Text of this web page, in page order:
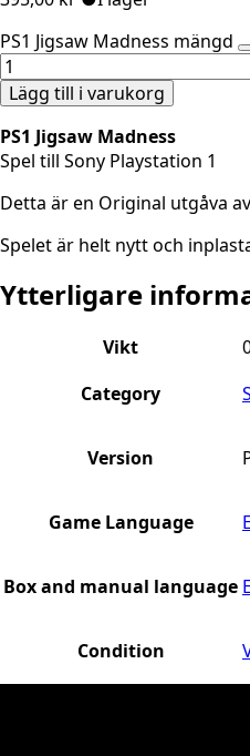
PS1 Jigsaw Madness mängd
Lägg till i varukorg
PS1 Jigsaw Madness
Spel till Sony Playstation 1
Detta är en Original utgåva
Spelet är helt nytt och
Ytterligare
Vikt
Category
Version
Game Language
Box and manual language
Condition